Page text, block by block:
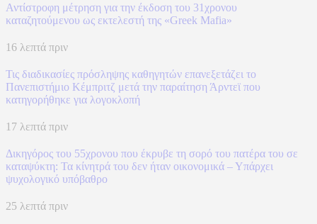
Αντίστροφη μέτρηση για την έκδοση του 31χρονου
καταζητούμενου ως εκτελεστή της «Greek Mafia»
16 λεπτά πριν
Τις διαδικασίες πρόσληψης καθηγητών επανεξετάζει το
Πανεπιστήμιο Κέμπριτζ μετά την παραίτηση Άρντεϊ που
κατηγορήθηκε για λογοκλοπή
17 λεπτά πριν
Δικηγόρος του 55χρονου που έκρυβε τη σορό του πατέρα του σε
καταψύκτη: Τα κίνητρά του δεν ήταν οικονομικά – Υπάρχει
ψυχολογικό υπόβαθρο
25 λεπτά πριν